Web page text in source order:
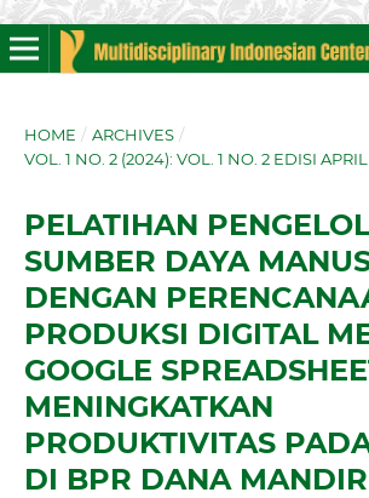
HOME / ARCHIVES /
VOL. 1 NO. 2 (2024): VOL. 1 NO. 2 EDISI
PELATIHAN
SUMBER DAYA
DENGAN
PRODUKSI DIGITAL
GOOGLE
MENINGKATKAN
PRODUKTIVITAS
DI BPR DANA